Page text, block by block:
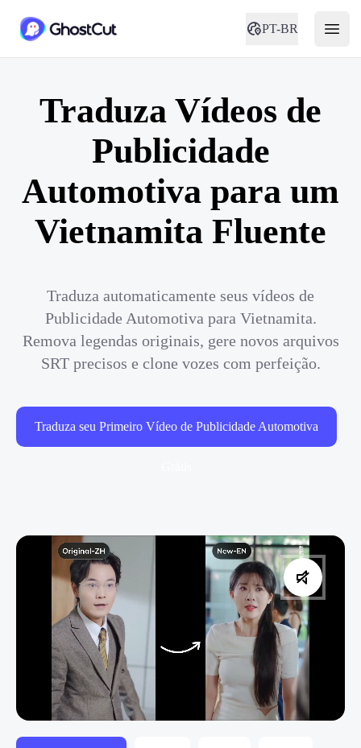
PT-BR
Traduza Vídeos de
Publicidade
Automotiva para um
Vietnamita Fluente
Traduza automaticamente seus vídeos de
Publicidade Automotiva para Vietnamita.
Remova legendas originais, gere novos arquivos
SRT precisos e clone vozes com perfeição.
Traduza seu Primeiro Vídeo de Publicidade Automotiva